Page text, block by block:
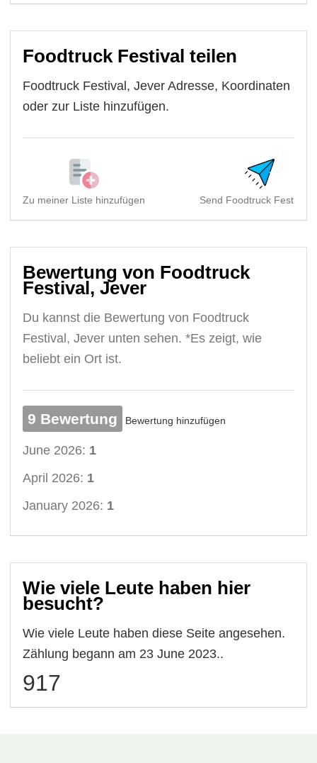
Foodtruck Festival teilen
Foodtruck Festival, Jever Adresse, Koordinaten
oder zur Liste hinzufügen.
Zu meiner Liste hinzufügen Send Foodtruck Festival,
Bewertung von Foodtruck
Festival, Jever
Du kannst die Bewertung von Foodtruck
Festival, Jever unten sehen. *Es zeigt, wie
beliebt ein Ort ist.
9 Bewertung Bewertung hinzufügen
June 2026: 1
April 2026: 1
January 2026: 1
Wie viele Leute haben hier
besucht?
Wie viele Leute haben diese Seite angesehen.
Zählung begann am 23 June 2023..
917